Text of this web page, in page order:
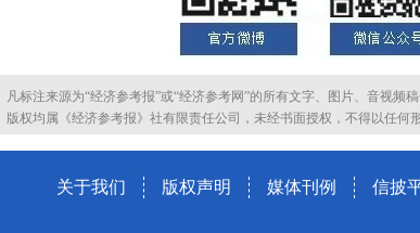
凡标注来源为“经济参考报”或“经济参考网”的所有文字、图片、音视频
版权均属《经济参考报》社有限责任公司，未经书面授权，不得以任何
关于我们 版权声明 媒体刊例 信披